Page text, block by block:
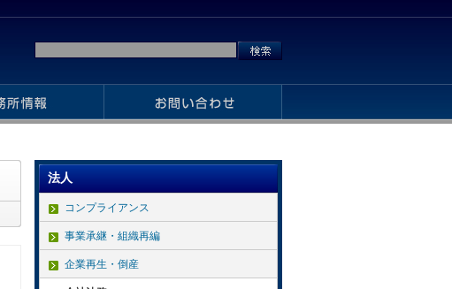
法人
コンプライアンス
事業承継・組織再編
企業再生・倒産